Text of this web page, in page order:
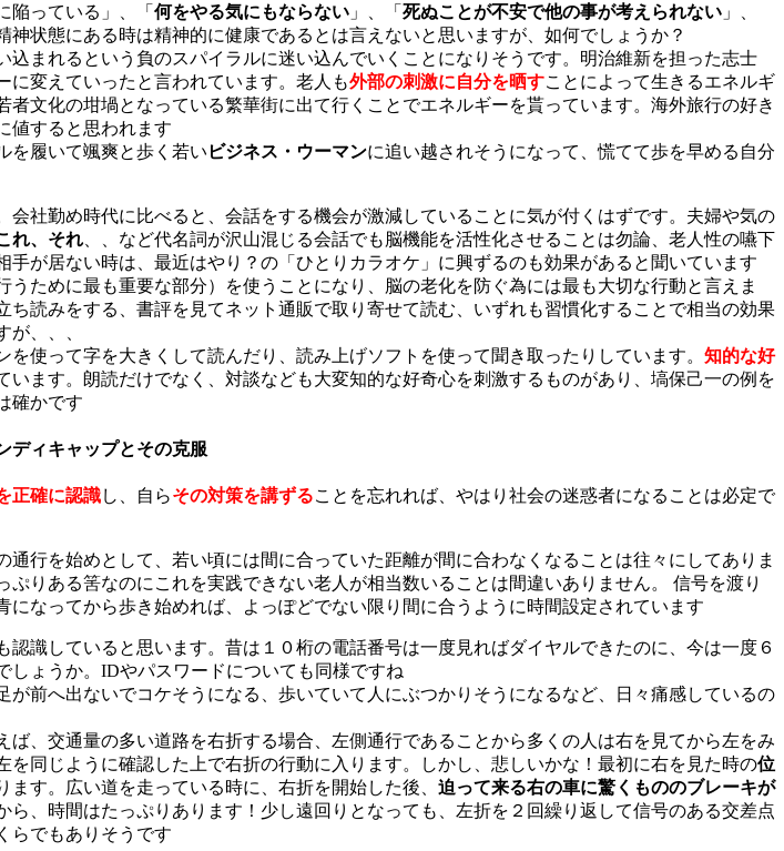
陥っている」、「 何をやる気にもならない 」、「 死ぬことが不安で他の事が考えられない 」、
神状態にある時は精神的に健康であるとは言えないと思いますが、如何でしょうか？
込まれるという負のスパイラルに迷い込んでいくことになりそうです。明治維新を担った志士
変えていったと言われています。老人も外部の刺激に自分を晒すことによって生きるエネルギ
文化の坩堝となっている繁華街に出て行くことでエネルギーを貰っています。海外旅行の好き
値すると思われます
を履いて颯爽と歩く若い ビジネス・ウーマンに追い越されそうになって、慌てて歩を早める自分
会社勤め時代に比べると、会話をする機会が激減していることに気が付くはずです。夫婦や気の
れ、それ 、、など代名詞が沢山混じる会話でも脳機能を活性化させることは勿論、老人性の嚥下
が居ない時は、最近はやり？の「ひとりカラオケ」に興ずるのも効果があると聞いています
うために最も重要な部分）を使うことになり、脳の老化を防ぐ為には最も大切な行動と言えま
読みをする、書評を見てネット通販で取り寄せて読む、いずれも習慣化することで相当の効果
、、、
使って字を大きくして読んだり、読み上げソフトを使って聞き取ったりしています。 知的な好
ます。朗読だけでなく、対談なども大変知的な好奇心を刺激するものがあり、塙保己一の例を
確かです
ディキャップとその克服
正確に認識し、自らその対策を講ずることを忘れれば、やはり社会の迷惑者になることは必定で
通行を始めとして、若い頃には間に合っていた距離が間に合わなくなることは往々にしてありま
りある筈なのにこれを実践できない老人が相当数いることは間違いありません。 信号を渡り
なってから歩き始めれば、よっぽどでない限り間に合うように時間設定されています
認識していると思います。昔は１０桁の電話番号は一度見ればダイヤルできたのに、今は一度６
しょうか。IDやパスワードについても同様ですね
前へ出ないでコケそうになる、歩いていて人にぶつかりそうになるなど、日々痛感しているの
、交通量の多い道路を右折する場合、左側通行であることから多くの人は右を見てから左をみ
同じように確認した上で右折の行動に入ります。しかし、悲しいかな！最初に右を見た時の位
す。広い道を走っている時に、右折を開始した後、 迫って来る右の車に驚くもののブレーキが
、時間はたっぷりあります！少し遠回りとなっても、左折を２回繰り返して信号のある交差点
らでもありそうです